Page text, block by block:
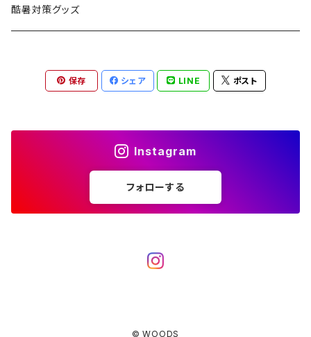
BEDROCK SANDALS
BROOKLYN WORKS
クッキングギア
ヘッドライト／ランタン
アクセサリー
アクセサリー
LEDライト
焚火台
七輪、グリル
暖房器具
ガスストーブ
斧、鉈
クッキングギア
バーナー／ストーブ
カトラリー
コンテナ、ギアケース
ヘッドギア
フットウェア
アクセサリー
アウトレット
酷暑対策グッズ
保存 シェア LINE ポスト
Instagram
フォローする
© WOODS